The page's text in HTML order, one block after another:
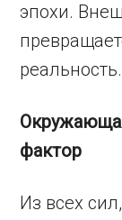
эпохи.
реальность.
фактор
Из всех